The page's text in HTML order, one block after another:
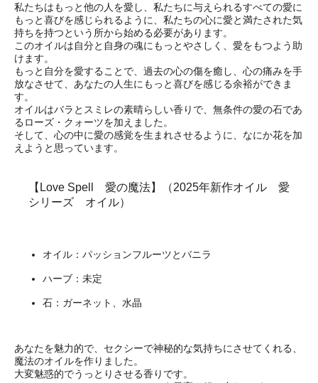
私たちはもっと他の人を愛し、私たちに与えられるすべての愛に
もっと喜びを感じられるように、私たちの心に愛と満たされた気
持ちを持つという所から始める必要があります。
このオイルは自分と自身の魂にもっとやさしく、愛をもつよう助
けます。
もっと自分を愛することで、過去の心の傷を癒し、心の痛みを手
放なさせて、あなたの人生にもっと喜びを感じる余裕ができま
す。
オイルはバラとスミレの素晴らしい香りで、無条件の愛の石であ
るローズ・クォーツを加えました。
そして、心の中に愛の感覚を生まれさせるように、なにか花を加
えようと思っています。
【Love Spell 愛の魔法】（2025年新作オイル 愛
シリーズ オイル）
オイル：パッションフルーツとバニラ
ハーブ：未定
石：ガーネット、水晶
あなたを魅力的で、セクシーで神秘的な気持ちにさせてくれる、
魔法のオイルを作りました。
大変魅惑的でうっとりさせる香りです。